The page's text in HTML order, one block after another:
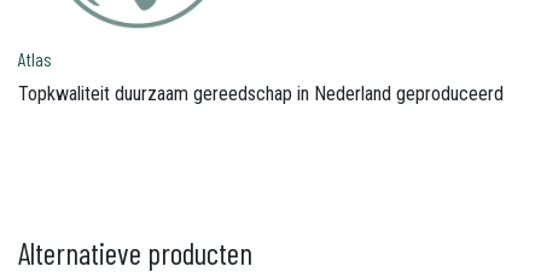
Atlas
Topkwaliteit duurzaam gereedschap in Nederland geproduceerd
Alternatieve producten